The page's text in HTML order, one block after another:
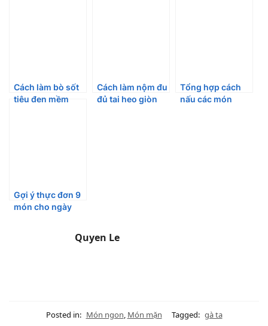
Cách làm bò sốt
tiêu đen mềm
Cách làm nộm đu
đủ tai heo giòn
Tổng hợp cách
nấu các món
Gợi ý thực đơn 9
món cho ngày
Quyen Le
Posted in: Món ngon, Món mặn Tagged: gà ta